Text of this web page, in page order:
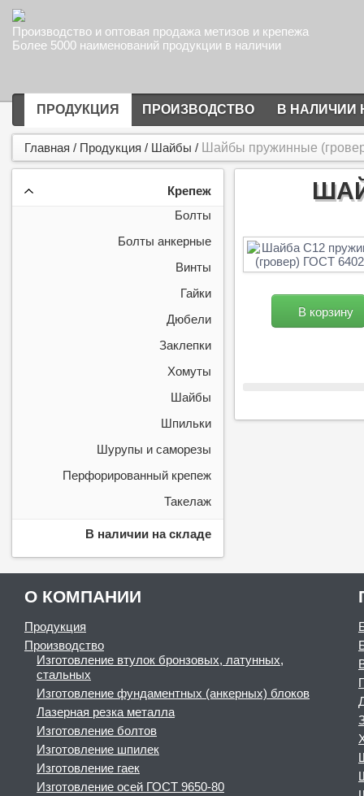
Производство и оптовая продажа метизов и крепежа
Более 5000 наименований продукции в наличии
ПРОДУКЦИЯ ПРОИЗВОДСТВО В НАЛИЧИИ
Главная / Продукция / Шайбы / Шайбы пружинные
Крепеж
Болты
Болты анкерные
Винты
Гайки
Дюбели
Заклепки
Хомуты
Шайбы
Шпильки
Шурупы и саморезы
Перфорированный крепеж
Такелаж
В наличии на складе
В корзину
О КОМПАНИИ
Продукция
Производство
Изготовление втулок бронзовых, латунных,
стальных
Изготовление фундаментных (анкерных) блоков
Лазерная резка металла
Изготовление болтов
Изготовление шпилек
Изготовление гаек
Изготовление осей ГОСТ 9650-80